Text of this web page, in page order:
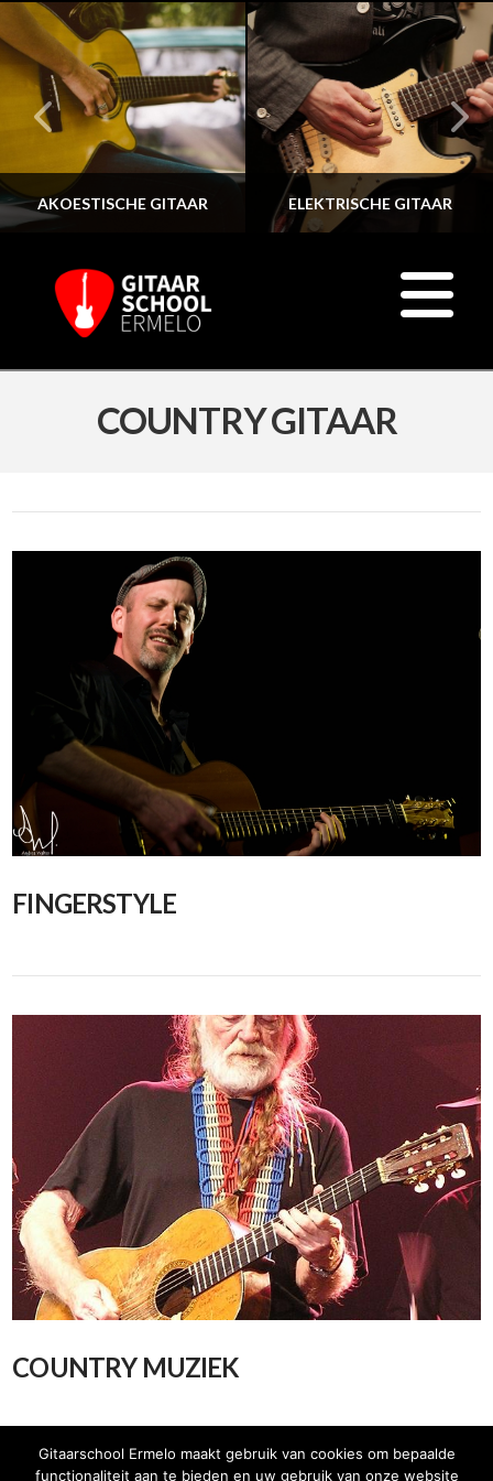
AKOESTISCHE GITAAR ELEKTRISCHE GITAAR
COUNTRY GITAAR
VIEW POST
FINGERSTYLE
COUNTRY MUZIEK
Gitaarschool Ermelo maakt gebruik van cookies om bepaalde
functionaliteit aan te bieden en uw gebruik van onze website